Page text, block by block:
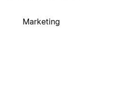
Marketing